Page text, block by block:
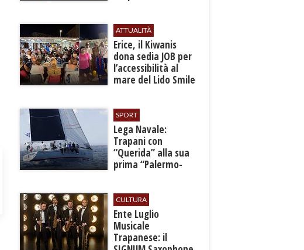
ATTUALITÀ
​Erice, il Kiwanis
dona sedia JOB per
l’accessibilità al
mare del Lido Smile
SPORT
​Lega Navale:
Trapani con
“Querida” alla sua
prima “Palermo-
CULTURA
Ente Luglio
Musicale
Trapanese: il